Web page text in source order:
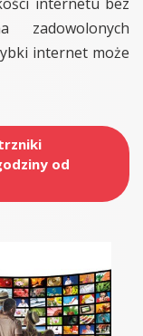
zadowolonych
internet może
od